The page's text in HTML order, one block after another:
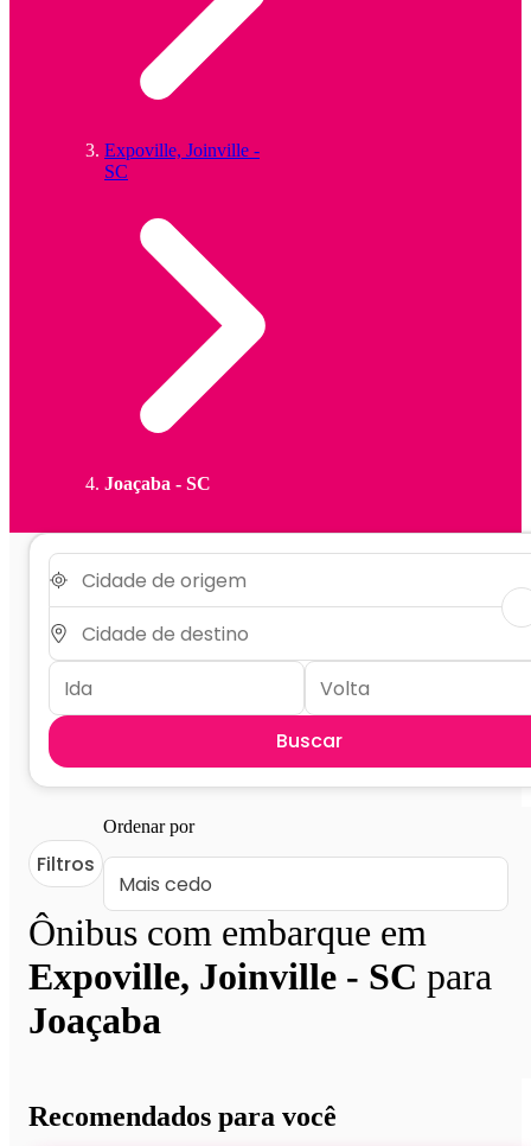
Expoville, Joinville -
SC
Joaçaba - SC
Buscar
Ônibus com embarque em
Expoville, Joinville - SC para
Joaçaba
Filtros
Ordenar por
Recomendados para você